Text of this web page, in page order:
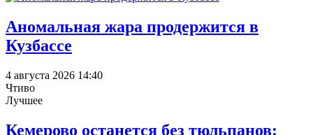
Аномальная жара продержится в
Кузбассе
4 августа 2026 14:40
Чтиво
Лучшее
Кемерово останется без тюльпанов: